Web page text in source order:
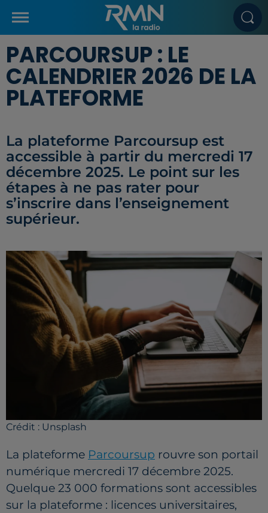
PARCOURSUP : LE
CALENDRIER 2026 DE LA
PLATEFORME
La plateforme Parcoursup est
accessible à partir du mercredi 17
décembre 2025. Le point sur les
étapes à ne pas rater pour
s’inscrire dans l’enseignement
supérieur.
Crédit : Unsplash
La plateforme Parcoursup rouvre son portail
numérique mercredi 17 décembre 2025.
Quelque 23 000 formations sont accessibles
sur la plateforme : licences universitaires,